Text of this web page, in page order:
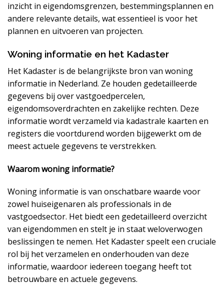
inzicht in eigendomsgrenzen, bestemmingsplannen en
andere relevante details, wat essentieel is voor het
plannen en uitvoeren van projecten.
Woning informatie en het Kadaster
Het Kadaster is de belangrijkste bron van woning
informatie in Nederland. Ze houden gedetailleerde
gegevens bij over vastgoedpercelen,
eigendomsoverdrachten en zakelijke rechten. Deze
informatie wordt verzameld via kadastrale kaarten en
registers die voortdurend worden bijgewerkt om de
meest actuele gegevens te verstrekken.
Waarom woning informatie?
Woning informatie is van onschatbare waarde voor
zowel huiseigenaren als professionals in de
vastgoedsector. Het biedt een gedetailleerd overzicht
van eigendommen en stelt je in staat weloverwogen
beslissingen te nemen. Het Kadaster speelt een cruciale
rol bij het verzamelen en onderhouden van deze
informatie, waardoor iedereen toegang heeft tot
betrouwbare en actuele gegevens.